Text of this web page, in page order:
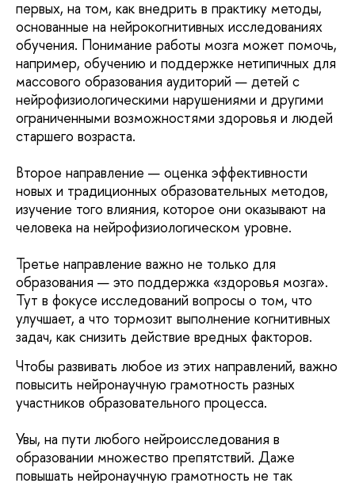
первых, на том, как внедрить в практику методы,
основанные на нейрокогнитивных исследованиях
обучения. Понимание работы мозга может помочь,
например, обучению и поддержке нетипичных для
массового образования аудиторий — детей с
нейрофизиологическими нарушениями и другими
ограниченными возможностями здоровья и людей
старшего возраста.
Второе направление — оценка эффективности
новых и традиционных образовательных методов,
изучение того влияния, которое они оказывают на
человека на нейрофизиологическом уровне.
Третье направление важно не только для
образования — это поддержка «здоровья мозга».
Тут в фокусе исследований вопросы о том, что
улучшает, а что тормозит выполнение когнитивных
задач, как снизить действие вредных факторов.
Чтобы развивать любое из этих направлений, важно
повысить нейронаучную грамотность разных
участников образовательного процесса.
Увы, на пути любого нейроисследования в
образовании множество препятствий. Даже
повышать нейронаучную грамотность не так